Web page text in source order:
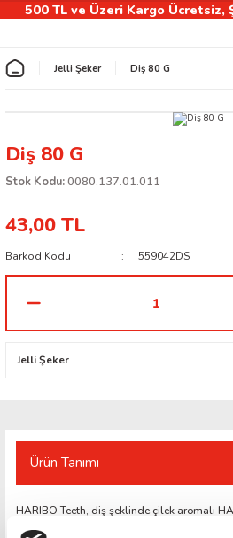
500 TL ve Üzeri Kargo Ücretsiz,
Geri Dön
Jelli Şeker Diş 80 G
Diş 80 G
Stok Kodu:0080.137.01.011
43,00 TL
Barkod Kodu 559042DS
Jelli Şeker
Ürün Tanımı
HARIBO Teeth, diş şeklinde çilek aromalı
favoriniz olacak.